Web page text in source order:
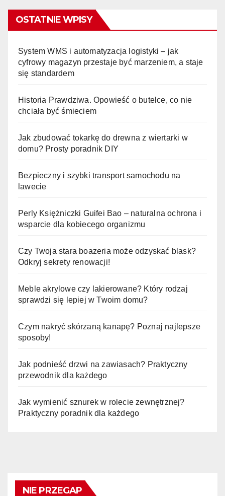
OSTATNIE WPISY
System WMS i automatyzacja logistyki – jak
cyfrowy magazyn przestaje być marzeniem, a staje
się standardem
Historia Prawdziwa. Opowieść o butelce, co nie
chciała być śmieciem
Jak zbudować tokarkę do drewna z wiertarki w
domu? Prosty poradnik DIY
Bezpieczny i szybki transport samochodu na
lawecie
Perly Księżniczki Guifei Bao – naturalna ochrona i
wsparcie dla kobiecego organizmu
Czy Twoja stara boazeria może odzyskać blask?
Odkryj sekrety renowacji!
Meble akrylowe czy lakierowane? Który rodzaj
sprawdzi się lepiej w Twoim domu?
Czym nakryć skórzaną kanapę? Poznaj najlepsze
sposoby!
Jak podnieść drzwi na zawiasach? Praktyczny
przewodnik dla każdego
Jak wymienić sznurek w rolecie zewnętrznej?
Praktyczny poradnik dla każdego
NIE PRZEGAP